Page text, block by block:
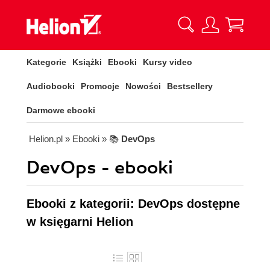
Kategorie Książki Ebooki Kursy video
Audiobooki Promocje Nowości Bestsellery
Darmowe ebooki
Helion.pl » Ebooki » 📚 DevOps
DevOps - ebooki
Ebooki z kategorii: DevOps dostępne
w księgarni Helion